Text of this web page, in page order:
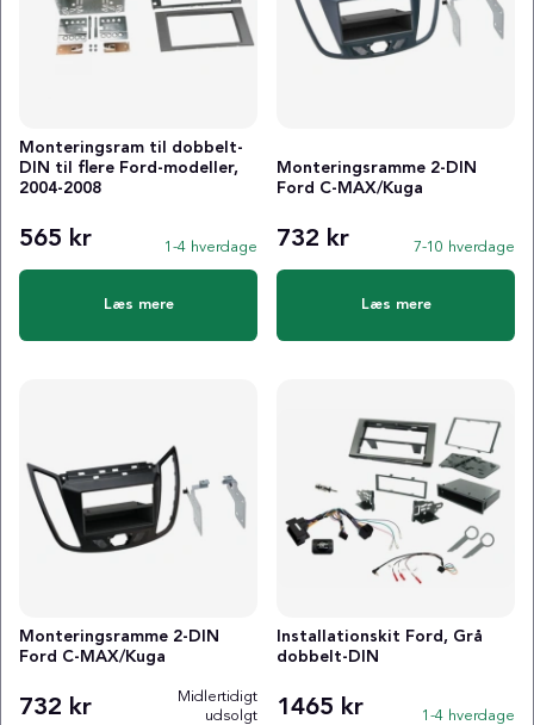
Monteringsram til dobbelt-
DIN til flere Ford-modeller,
2004-2008
565 kr 1-4 hverdage
Læs mere
Monteringsramme 2-DIN
Ford C-MAX/Kuga
732 kr 7-10 hverdage
Læs mere
Monteringsramme 2-DIN
Ford C-MAX/Kuga
732 kr
Midlertidigt
udsolgt
Installationskit Ford, Grå
dobbelt-DIN
1465 kr 1-4 hverdage